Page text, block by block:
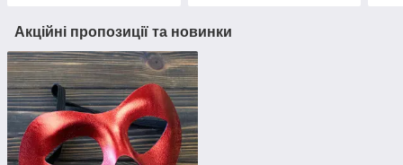
Акційні пропозиції та новинки